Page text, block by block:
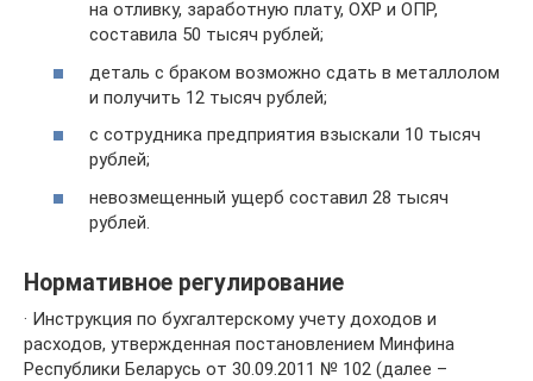
на отливку, заработную плату, ОХР и ОПР,
составила 50 тысяч рублей;
деталь с браком возможно сдать в металлолом
и получить 12 тысяч рублей;
с сотрудника предприятия взыскали 10 тысяч
рублей;
невозмещенный ущерб составил 28 тысяч
рублей.
Нормативное регулирование
· Инструкция по бухгалтерскому учету доходов и
расходов, утвержденная постановлением Минфина
Республики Беларусь от 30.09.2011 № 102 (далее –